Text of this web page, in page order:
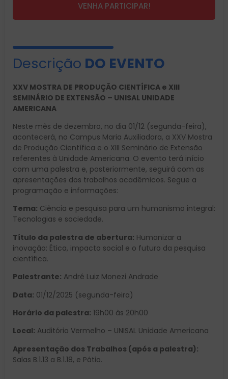
Descrição DO EVENTO
XXV MOSTRA DE PRODUÇÃO CIENTÍFICA e XIII
SEMINÁRIO DE EXTENSÃO – UNISAL UNIDADE
AMERICANA
Neste mês de dezembro, no dia 01/12 (segunda-feira),
acontecerá, no Campus Maria Auxiliadora, a XXV Mostra
de Produção Científica e o XIII Seminário de Extensão
referentes à Unidade Americana. O evento terá início
com uma palestra e, posteriormente, seguirá com as
apresentações dos trabalhos acadêmicos. Segue a
programação e informações:
Tema: Ciência e pesquisa para um humanismo integral:
Tecnologias e sociedade.
Título da palestra de abertura: Humanizar a
inovação: Ética, impacto social e o futuro da pesquisa
científica.
Palestrante: André Luiz Monezi Andrade
Data: 01/12/2025 (segunda-feira)
Horário da palestra: 19h00 às 20h00
Local: Auditório Vermelho – UNISAL Unidade Americana
Apresentação dos Trabalhos (após a palestra):
Salas B.1.13 a B.1.18, e Pátio.
VENHA PARTICIPAR!